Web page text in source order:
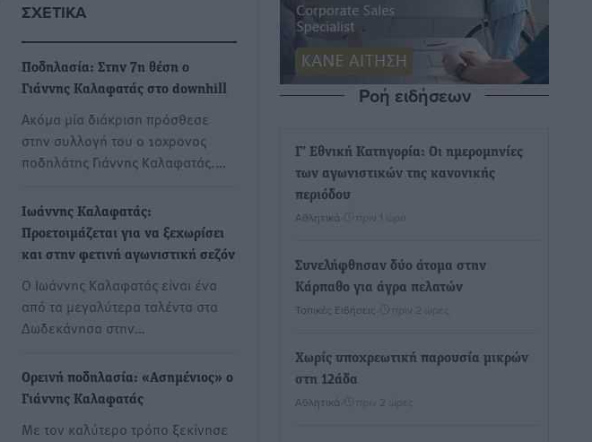
ΣΧΕΤΙΚΆ
Ποδηλασία: Στην 7η θέση ο
Γιάννης Καλαφατάς στο downhill
Ακόμα μία διάκριση πρόσθεσε
στην συλλογή του ο 10χρονος
ποδηλάτης Γιάννης Καλαφατάς.…
Ιωάννης Καλαφατάς:
Προετοιμάζεται για να ξεχωρίσει
και στην φετινή αγωνιστική σεζόν
Ο Ιωάννης Καλαφατάς είναι ένα
από τα μεγαλύτερα ταλέντα στα
Δωδεκάνησα στην…
Ορεινή ποδηλασία: «Ασημένιος» ο
Γιάννης Καλαφατάς
Με τον καλύτερο τρόπο ξεκίνησε
Ροή ειδήσεων
Γ’ Εθνική Κατηγορία: Οι ημερομηνίες
των αγωνιστικών της κανονικής
περιόδου
Αθλητικά πριν 1 ώρα
Συνελήφθησαν δύο άτομα στην
Κάρπαθο για άγρα πελατών
Τοπικές Ειδήσεις πριν 2 ώρες
Χωρίς υποχρεωτική παρουσία μικρών
στη 12άδα
Αθλητικά πριν 2 ώρες